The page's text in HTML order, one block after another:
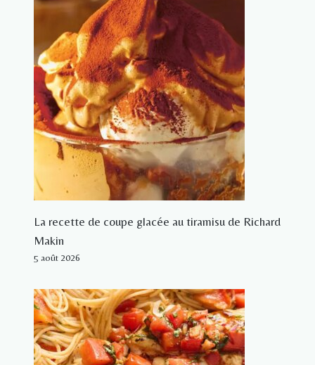
La recette de coupe glacée au tiramisu de Richard
Makin
5 août 2026